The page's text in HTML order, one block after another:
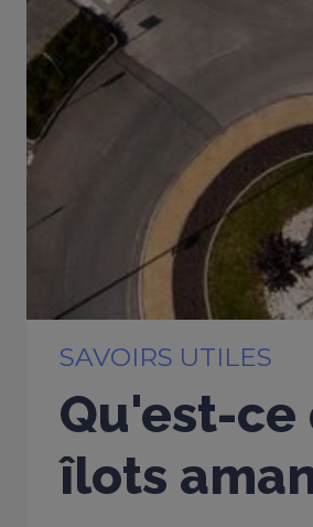
SAVOIRS UTILES
Qu'est-
îlots